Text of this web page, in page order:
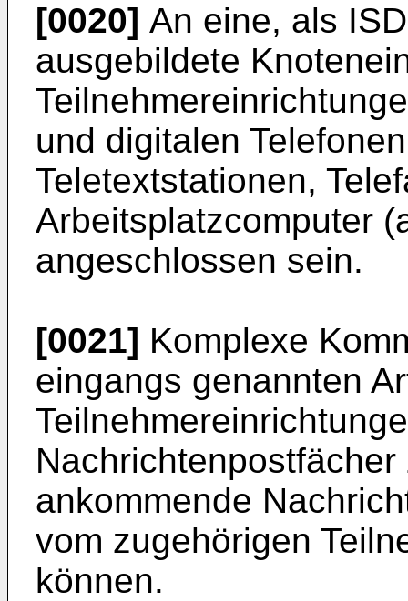
[0020] An eine, als
ausgebildete
und digitalen
Teletextstationen,
Arbeitsplatzcomputer
angeschlossen sein.
[0021] Komplexe
eingangs genannten
ankommende
vom zugehörigen
können.